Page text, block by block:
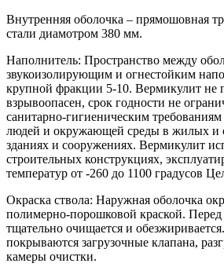
Внутренняя оболочка – прямошовная
стали диамотром 380 мм.
Наполнитель: Пространство между
звукоизолирующим и огнестойким
крупной фракции 5-10. Вермикулит не
взрывоопасен, срок годности не
санитарно-гигиеническим требованиям
людей и окружающей среды в жилых и
зданиях и сооружениях. Вермикулит
строительных конструкциях,
температур от -260 до 1100 градусов
Окраска ствола: Наружная оболочка
полимерно-порошковой краской. Перед
тщательно очищается и
покрываются загрузочные клапана,
камеры очистки.